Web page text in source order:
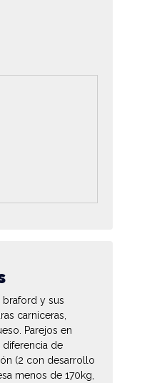
y sus
carniceras,
Parejos en
diferencia de
(2 con desarrollo
menos de 170kg,